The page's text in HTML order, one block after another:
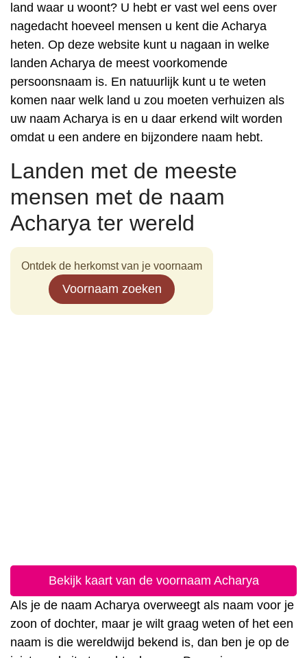
land waar u woont? U hebt er vast wel eens over
nagedacht hoeveel mensen u kent die Acharya
heten. Op deze website kunt u nagaan in welke
landen Acharya de meest voorkomende
persoonsnaam is. En natuurlijk kunt u te weten
komen naar welk land u zou moeten verhuizen als
uw naam Acharya is en u daar erkend wilt worden
omdat u een andere en bijzondere naam hebt.
Landen met de meeste
mensen met de naam
Acharya ter wereld
Ontdek de herkomst van je voornaam
Voornaam zoeken
Bekijk kaart van de voornaam Acharya
Als je de naam Acharya overweegt als naam voor je
zoon of dochter, maar je wilt graag weten of het een
naam is die wereldwijd bekend is, dan ben je op de